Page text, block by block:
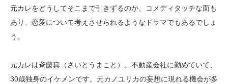
元カレをどうしてそこまで引きずるのか、コメディタッチな面も
あり、恋愛について考えさせられるようなドラマでもあるでしょ
う。
元カレは斉藤真（さいとうまこと）。不動産会社に勤めていて、
30歳独身のイケメンです。元カノユリカの妄想に現れる機会が多